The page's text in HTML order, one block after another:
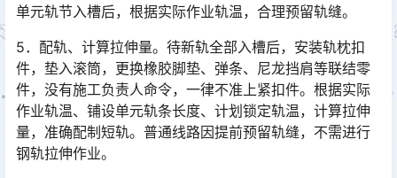
单元轨节入槽后，根据实际作业轨温，合理预留轨缝。󠅅󠅃󠄵󠅂󠄪󠇖󠆨󠆨󠇕󠆞󠆒󠅬󠇘󠆭󠆘󠇙󠆝󠅵󠇗󠆭󠆁󠄐󠇗󠅹󠅸󠇖󠆍󠅳󠇖󠅹󠅰󠇖󠆌󠅹
5．配轨、计算拉伸量。待新轨全部入槽后，安装轨枕扣
件，垫入滚筒，更换橡胶脚垫、弹条、尼龙挡肩等联结零
件，没有施工负责人命令，一律不准上紧扣件。根据实际
作业轨温、铺设单元轨条长度、计划锁定轨温，计算拉伸
量，准确配制短轨。普通线路因提前预留轨缝，不需进行
钢轨拉伸作业。󠅅󠅃󠄵󠅂󠄪󠇖󠆨󠆨󠇕󠆞󠆒󠅬󠇘󠆭󠆘󠇙󠆝󠅵󠇗󠆭󠆁󠄐󠇗󠅹󠅸󠇖󠆍󠅳󠇖󠅹󠅰󠇖󠆌󠅹